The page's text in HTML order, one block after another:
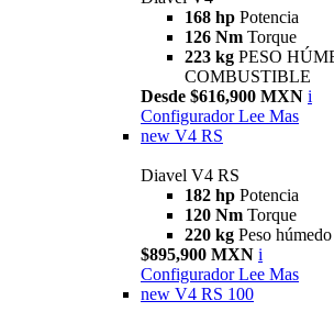
168 hp Potencia
126 Nm Torque
223 kg PESO
COMBUSTIBLE
Desde $616,900 MXN i
Configurador Lee Mas
new V4 RS
Diavel V4 RS
182 hp Potencia
120 Nm Torque
220 kg Peso
$895,900 MXN i
Configurador Lee Mas
new V4 RS 100